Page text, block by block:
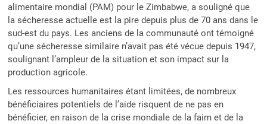
alimentaire mondial (PAM) pour le Zimbabwe, a souligné que
la sécheresse actuelle est la pire depuis plus de 70 ans dans le
sud-est du pays. Les anciens de la communauté ont témoigné
qu’une sécheresse similaire n’avait pas été vécue depuis 1947,
soulignant l’ampleur de la situation et son impact sur la
production agricole.
Les ressources humanitaires étant limitées, de nombreux
bénéficiaires potentiels de l’aide risquent de ne pas en
bénéficier, en raison de la crise mondiale de la faim et de la